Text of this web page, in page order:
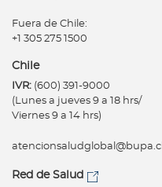
Fuera de Chile:
+1 305 275 1500
Chile
IVR: (600) 391-9000
(Lunes a jueves 9 a 18 hrs/
Viernes 9 a 14 hrs)
atencionsaludglobal@bupa.cl
Red de Salud